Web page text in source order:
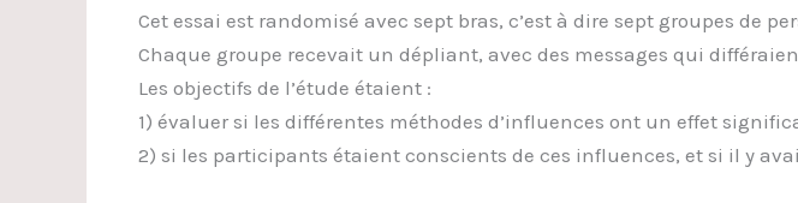
Cet essai est randomisé avec sept bras, c’est à dire sept groupes de
Chaque groupe recevait un dépliant, avec des messages qui
Les objectifs de l’étude étaient :
1) évaluer si les différentes méthodes d’influences ont un effet
2) si les participants étaient conscients de ces influences, et si il y